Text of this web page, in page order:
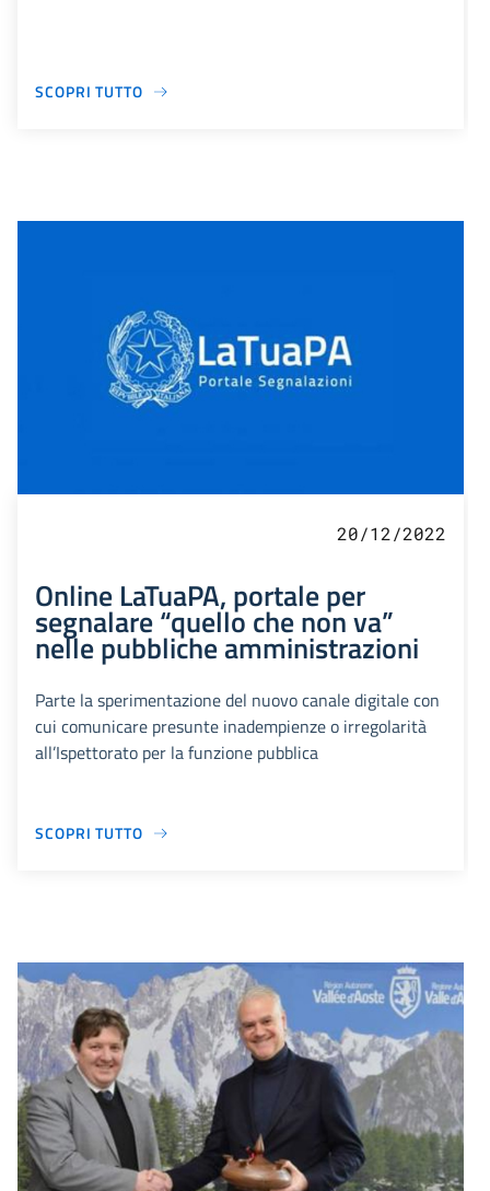
SCOPRI TUTTO
20/12/2022
Online LaTuaPA, portale per
segnalare “quello che non va”
nelle pubbliche amministrazioni
Parte la sperimentazione del nuovo canale digitale con
cui comunicare presunte inadempienze o irregolarità
all’Ispettorato per la funzione pubblica
SCOPRI TUTTO